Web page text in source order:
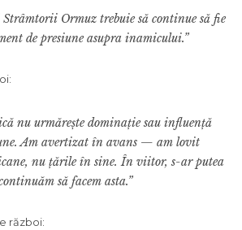
Ormuz trebuie să continue să fie
de presiune asupra inamicului.”
nu urmărește dominație sau influență
Am avertizat în avans — am lovit
nu țările în sine. În viitor, s-ar putea
să facem asta.”
război: